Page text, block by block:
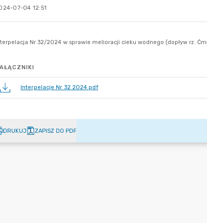
07-04 12:51
Interpelacje Nr 32 2024.pdf
DRUKUJ ZAPISZ DO PDF